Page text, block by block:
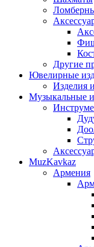
Другие
Ювелирные
Изделия
Музыкальные
MuzKavkaz
Армения